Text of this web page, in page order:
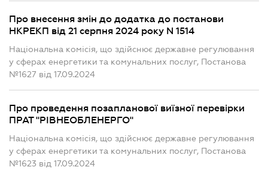
Про внесення змін до додатка до постанови
НКРЕКП від 21 серпня 2024 року N 1514
Національна комісія, що здійснює державне регулювання
у сферах енергетики та комунальних послуг, Постанова
№1627 від 17.09.2024
Про проведення позапланової виїзної перевірки
ПРАТ "РІВНЕОБЛЕНЕРГО"
Національна комісія, що здійснює державне регулювання
у сферах енергетики та комунальних послуг, Постанова
№1623 від 17.09.2024